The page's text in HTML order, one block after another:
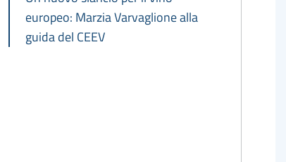
europeo: Marzia Varvaglione alla
guida del CEEV